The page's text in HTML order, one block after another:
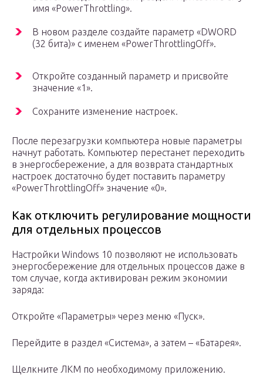
имя «PowerThrottling».
В новом разделе создайте параметр «DWORD
(32 бита)» с именем «PowerThrottlingOff».
Откройте созданный параметр и присвойте
значение «1».
Сохраните изменение настроек.
После перезагрузки компьютера новые параметры
начнут работать. Компьютер перестанет переходить
в энергосбережение, а для возврата стандартных
настроек достаточно будет поставить параметру
«PowerThrottlingOff» значение «0».
Как отключить регулирование мощности
для отдельных процессов
Настройки Windows 10 позволяют не использовать
энергосбережение для отдельных процессов даже в
том случае, когда активирован режим экономии
заряда:
Откройте «Параметры» через меню «Пуск».
Перейдите в раздел «Система», а затем – «Батарея».
Щелкните ЛКМ по необходимому приложению.